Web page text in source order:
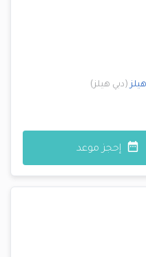
(دبي هيلز)
إحجز موعد